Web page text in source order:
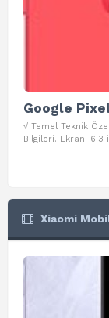
Google
√ Temel Teknik
Bilgileri. Ekran: 6.3
Xiaomi